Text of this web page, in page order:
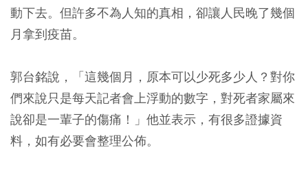
動下去。但許多不為人知的真相，卻讓人民晚了幾個
月拿到疫苗。
郭台銘說，「這幾個月，原本可以少死多少人？對你
們來說只是每天記者會上浮動的數字，對死者家屬來
說卻是一輩子的傷痛！」他並表示，有很多證據資
料，如有必要會整理公佈。